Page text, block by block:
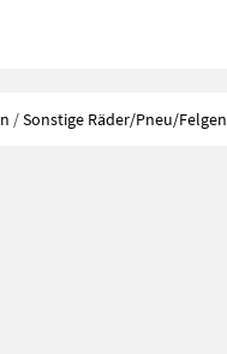
/Sonstige Räder/Pneu/Felgen